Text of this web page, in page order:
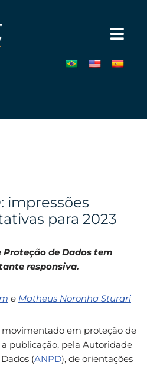
impressões
para 2023
de Dados tem
responsiva.
e Matheus Noronha Sturari
em proteção de
publicação, pela Autoridade
(ANPD), de orientações